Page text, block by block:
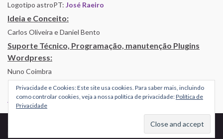
Logotipo astroPT: José Raeiro
Ideia e Conceito:
Carlos Oliveira e Daniel Bento
Suporte Técnico, Programação, manutenção Plugins
Wordpress:
Nuno Coimbra
Alojamento por Simbiose
Privacidade e Cookies: Este site usa cookies. Para saber mais, incluindo
como controlar cookies, veja a nossa política de privacidade:Política de
Privacidade